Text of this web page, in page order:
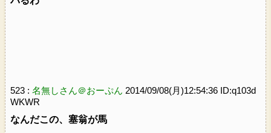
523 : 名無しさん＠おーぷん 2014/09/08(月)12:54:36 ID:q103d
WKWR
なんだこの、塞翁が馬